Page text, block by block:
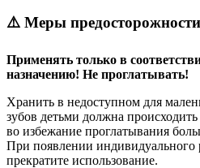
⚠️ Меры предосторожности
Применять только в
назначению! Не проглатывать!
Хранить в недоступном для
зубов детьми должна
во избежание проглатывания
При появлении индивидуального
прекратите использование.